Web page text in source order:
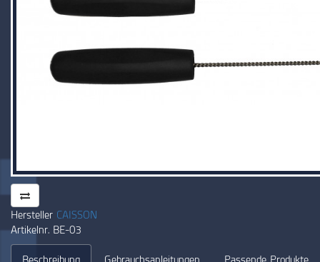
Hersteller CAISSON
Artikelnr. BE-03